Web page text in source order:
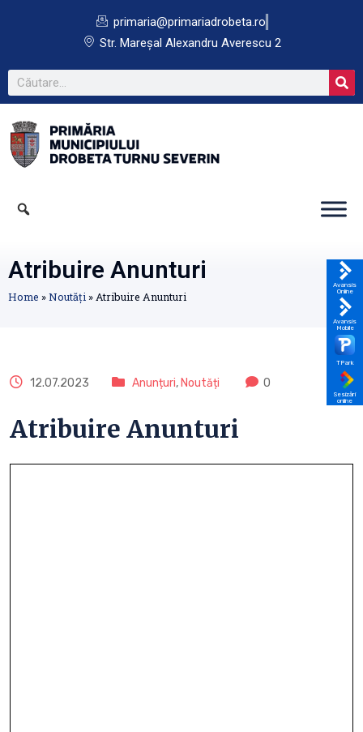
primaria@primariadrobeta.ro
Str. Mareșal Alexandru Averescu 2
Atribuire Anunturi
Home »Noutăți » Atribuire Anunturi
12.07.2023 Anunțuri, Noutăți 0
Atribuire Anunturi
Avansis
Online
Avansis
Mobile
TPark
Sesizări
online